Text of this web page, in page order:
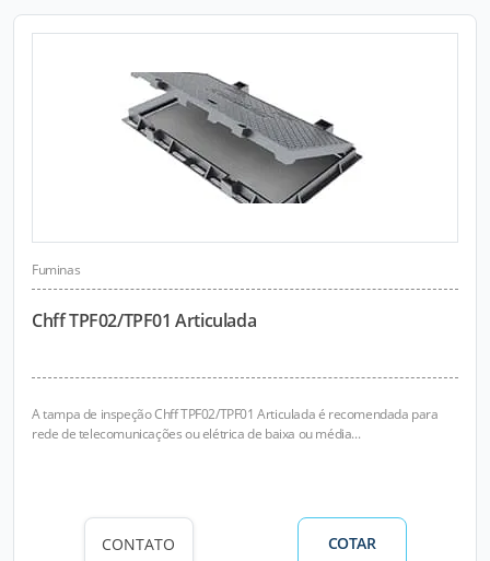
Fuminas
Chff TPF02/TPF01 Articulada
A tampa de inspeção Chff TPF02/TPF01 Articulada é recomendada para
rede de telecomunicações ou elétrica de baixa ou média...
CONTATO COTAR